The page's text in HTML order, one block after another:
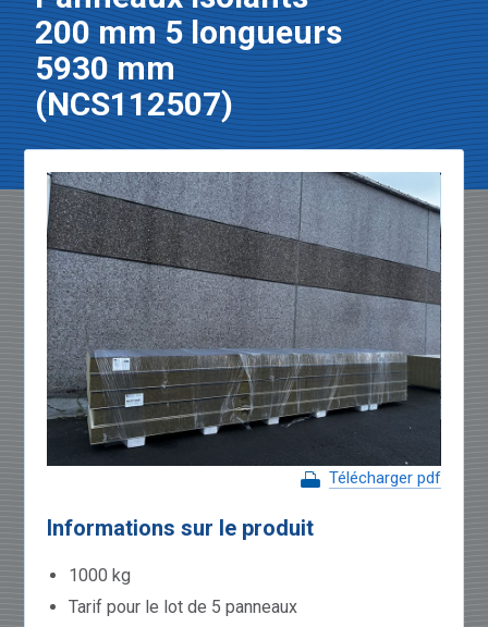
200 mm 5 longueurs
5930 mm
(NCS112507)
Télécharger pdf
Informations sur le produit
1000 kg
Tarif pour le lot de 5 panneaux